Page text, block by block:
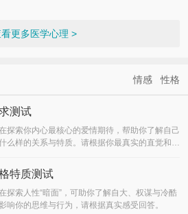
更多医学心理 >
性格
情感
测试
探索你内心最核心的爱情期待，帮助你了解自己
么样的关系与特质。请根据你最真实的直觉和偏
特质测试
探索人性“暗面”，可助你了解自大、权谋与冷酷
响你的思维与行为，请根据真实感受回答。